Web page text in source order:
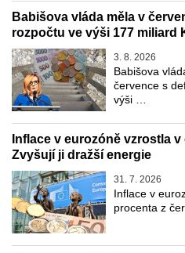
Babišova vláda měla v
rozpočtu ve výši 177 miliard
3. 8. 2026
Babišova
července s
výši …
Inflace v eurozóně vzrostla
Zvyšují ji dražší energie
31. 7. 2026
Inflace v
procenta z